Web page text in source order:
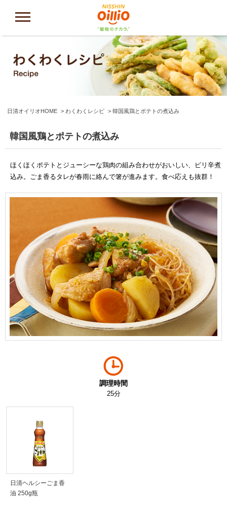
日清オイリオHOME わくわくレシピ 韓国風鶏とポテトの煮込み
韓国風鶏とポテトの煮込み
ほくほくポテトとジューシーな鶏肉の組み合わせがおいしい、ピリ辛煮
込み。ごま香るタレが春雨に絡んで箸が進みます。食べ応えも抜群！
調理時間
25分
日清ヘルシーごま香
油 250g瓶